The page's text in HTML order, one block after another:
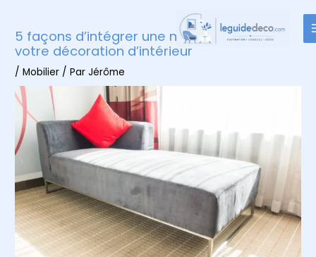
contenu
5 façons d’intégrer une méridienne dans
votre décoration d’intérieur
/Mobilier / ParJérôme